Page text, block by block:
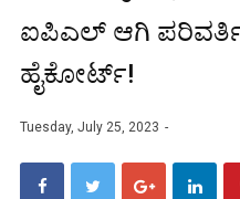
ಐಪಿಎಲ್‌ ಆಗಿ
ಹೈಕೋರ್ಟ್‌!
Tuesday, July 25, 2023